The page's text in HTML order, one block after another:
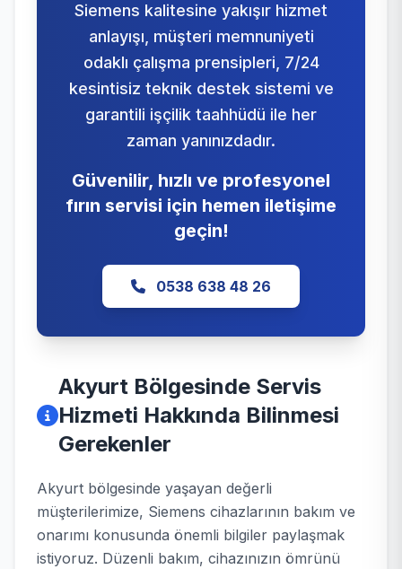
Siemens kalitesine yakışır hizmet
anlayışı, müşteri memnuniyeti
odaklı çalışma prensipleri, 7/24
kesintisiz teknik destek sistemi ve
garantili işçilik taahhüdü ile her
zaman yanınızdadır.
Güvenilir, hızlı ve profesyonel
fırın servisi için hemen iletişime
geçin!
0538 638 48 26
Akyurt Bölgesinde Servis
Hizmeti Hakkında Bilinmesi
Gerekenler
Akyurt bölgesinde yaşayan değerli
müşterilerimize, Siemens cihazlarının bakım ve
onarımı konusunda önemli bilgiler paylaşmak
istiyoruz. Düzenli bakım, cihazınızın ömrünü